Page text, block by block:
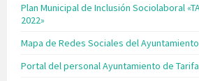
Plan Municipal de Inclusión Sociolaboral
2022»
Mapa de Redes Sociales del
Portal del personal Ayuntamiento de Tarifa